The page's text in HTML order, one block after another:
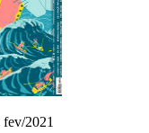
fev/2021